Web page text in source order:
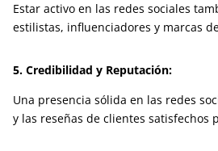
Estar activo en las redes sociales
estilistas, influenciadores y marcas
5. Credibilidad y Reputación:
Una presencia sólida en las redes
y las reseñas de clientes